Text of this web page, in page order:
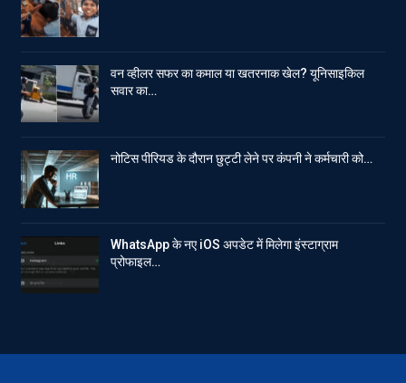
वन व्हीलर सफर का कमाल या खतरनाक खेल? यूनिसाइकिल
सवार का…
नोटिस पीरियड के दौरान छुट्टी लेने पर कंपनी ने कर्मचारी को…
WhatsApp के नए iOS अपडेट में मिलेगा इंस्टाग्राम
प्रोफाइल…